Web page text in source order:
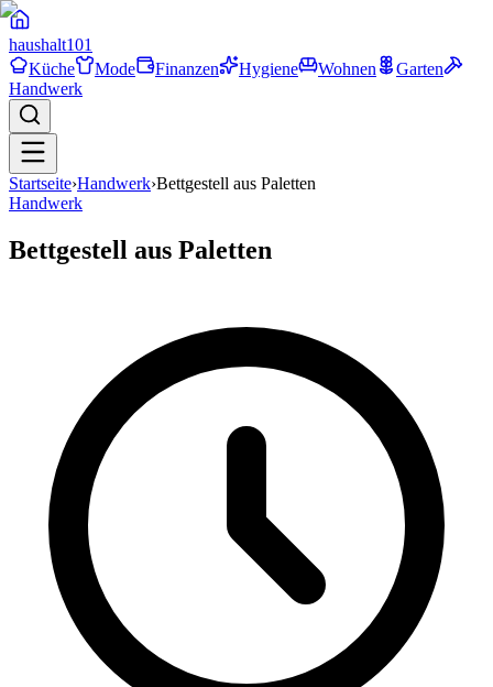
haushalt101
Küche
Mode Finanzen Hygiene Wohnen
Garten
Handwerk
Startseite›Handwerk›Bettgestell aus Paletten
Handwerk
Bettgestell aus Paletten